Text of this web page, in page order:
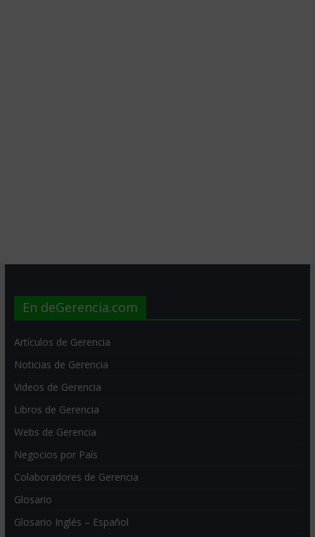
En deGerencia.com
Artículos de Gerencia
Noticias de Gerencia
Videos de Gerencia
Libros de Gerencia
Webs de Gerencia
Negocios por País
Colaboradores de Gerencia
Glosario
Glosario Inglés – Español